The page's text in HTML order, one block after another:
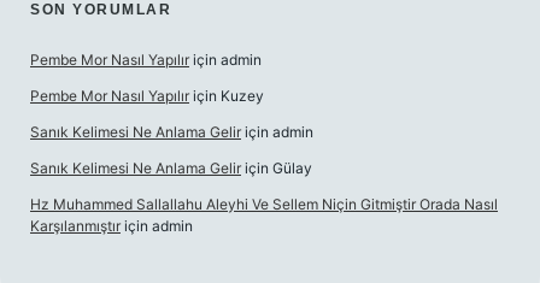
SON YORUMLAR
Pembe Mor Nasıl Yapılır için admin
Pembe Mor Nasıl Yapılır için Kuzey
Sanık Kelimesi Ne Anlama Gelir için admin
Sanık Kelimesi Ne Anlama Gelir için Gülay
Hz Muhammed Sallallahu Aleyhi Ve Sellem Niçin Gitmiştir Orada Nasıl
Karşılanmıştır için admin